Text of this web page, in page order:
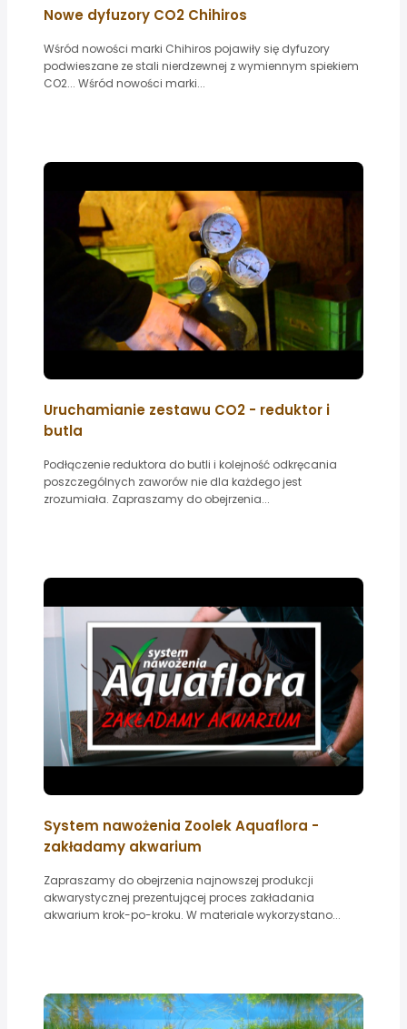
Nowe dyfuzory CO2 Chihiros
Wśród nowości marki Chihiros pojawiły się dyfuzory
podwieszane ze stali nierdzewnej z wymiennym spiekiem
CO2... Wśród nowości marki...
Uruchamianie zestawu CO2 - reduktor i
butla
Podłączenie reduktora do butli i kolejność odkręcania
poszczególnych zaworów nie dla każdego jest
zrozumiała. Zapraszamy do obejrzenia...
System nawożenia Zoolek Aquaflora -
zakładamy akwarium
Zapraszamy do obejrzenia najnowszej produkcji
akwarystycznej prezentującej proces zakładania
akwarium krok-po-kroku. W materiale wykorzystano...